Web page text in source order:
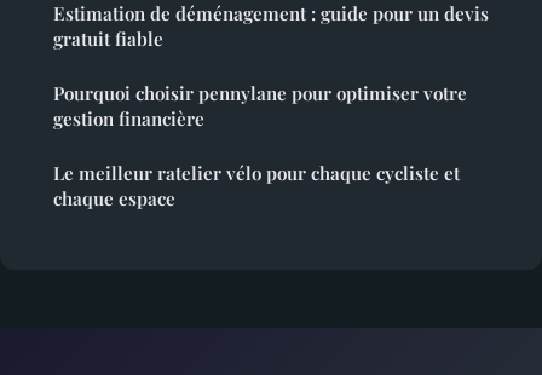
Estimation de déménagement : guide pour un devis
gratuit fiable
Pourquoi choisir pennylane pour optimiser votre
gestion financière
Le meilleur ratelier vélo pour chaque cycliste et
chaque espace